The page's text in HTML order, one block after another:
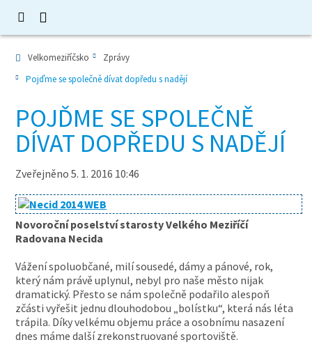
Velkomeziříčsko
Zprávy
Pojďme se společně dívat dopředu s nadějí
POJĎME SE SPOLEČNĚ
DÍVAT DOPŘEDU S NADĚJÍ
Zveřejněno 5. 1. 2016 10:46
Novoroční poselství starosty Velkého Meziříčí
Radovana Necida
Vážení spoluobčané, milí sousedé, dámy a pánové, rok,
který nám právě uplynul, nebyl pro naše město nijak
dramatický. Přesto se nám společně podařilo alespoň
zčásti vyřešit jednu dlouhodobou „bolístku“, která nás léta
trápila. Díky velkému objemu práce a osobnímu nasazení
dnes máme další zrekonstruované sportoviště.